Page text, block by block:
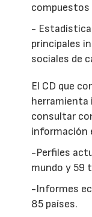
compuestos
-
principales
sociales de
El CD que
herramienta
consultar
información
-Perfiles
mundo y 59
-Informes
85 países.